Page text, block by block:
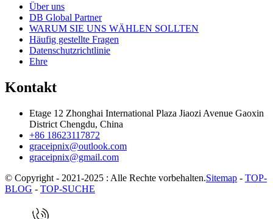
Über uns
DB Global Partner
WARUM SIE UNS WÄHLEN SOLLTEN
Häufig gestellte Fragen
Datenschutzrichtlinie
Ehre
Kontakt
Etage 12 Zhonghai International Plaza Jiaozi Avenue Gaoxin
District Chengdu, China
+86 18623117872
graceipnix@outlook.com
graceipnix@gmail.com
© Copyright - 2021-2025 : Alle Rechte vorbehalten.Sitemap - TOP-
BLOG - TOP-SUCHE